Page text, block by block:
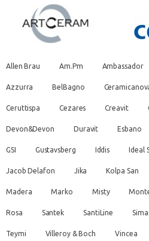
Allen Brau Am.Pm Ambassador
Azzurra BelBagno
Ceruttispa Cezares Creavit
Devon&Devon Duravit Esbano
GSI Gustavsberg Iddis Ideal
Jacob Delafon Jika Kolpa San
Madera Marko Misty
Rosa Santek SantiLine
Teymi Villeroy & Boch Vincea